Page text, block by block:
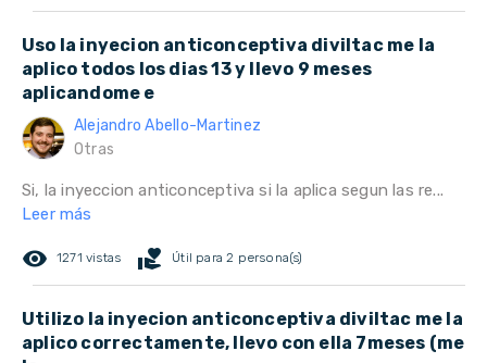
Uso la inyecion anticonceptiva diviltac me la
aplico todos los dias 13 y llevo 9 meses
aplicandome e
Alejandro Abello-Martinez
Otras
Si, la inyeccion anticonceptiva si la aplica segun las re...
Leer más
remove_red_eye 1271 vistas volunteer_activism Útil para 2 persona(s)
Utilizo la inyecion anticonceptiva diviltac me la
aplico correctamente, llevo con ella 7meses (me